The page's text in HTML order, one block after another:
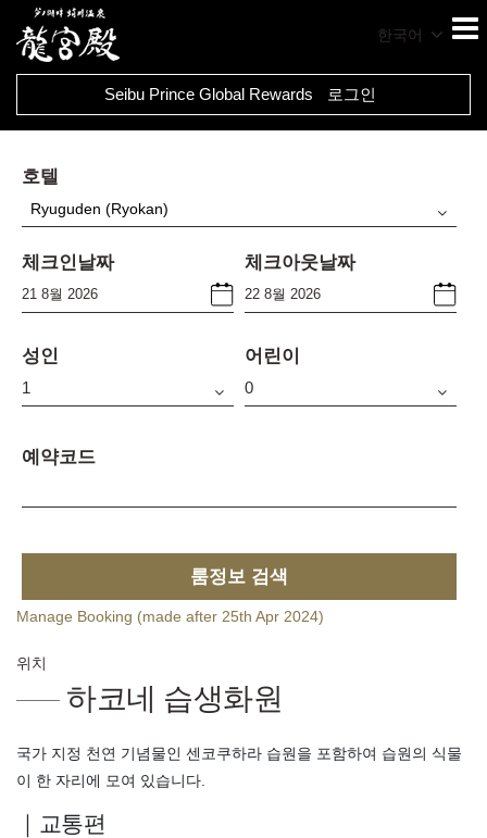
한국어
Seibu Prince Global Rewards 로그인
호텔
Ryuguden (Ryokan)
체크인날짜 체크아웃날짜
성인 어린이
예약코드
룸정보 검색
Manage Booking (made after 25th Apr 2024)
위치
하코네 습생화원
국가 지정 천연 기념물인 센코쿠하라 습원을 포함하여 습원의 식물
이 한 자리에 모여 있습니다.
｜교통편